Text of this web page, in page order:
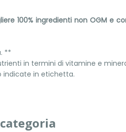
100% ingredienti non OGM e
**
in termini di vitamine e
indicate in etichetta.